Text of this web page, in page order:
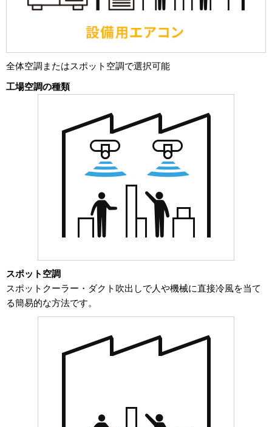
全体空調またはスポット空調で選択可能
工場空調の種類
スポット空調
スポットクーラー・ダクト吹出しで人や機械に直接冷風を当て
る簡易的な方法です。